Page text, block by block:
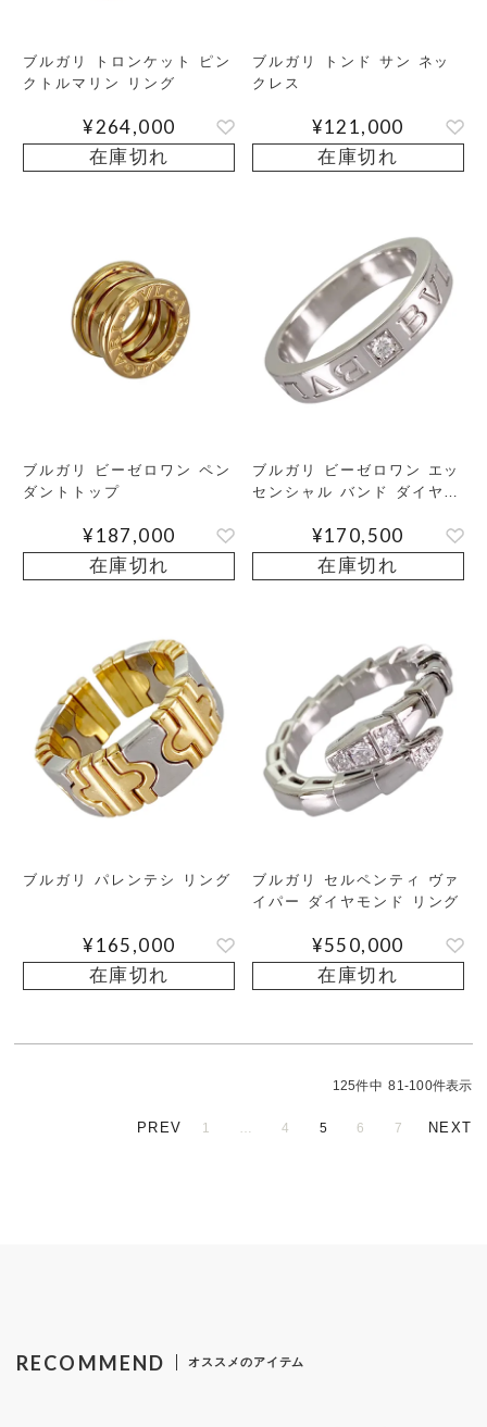
ブルガリ トロンケット ピン
クトルマリン リング
¥264,000
在庫切れ
ブルガリ トンド サン ネッ
クレス
¥121,000
在庫切れ
ブルガリ ビーゼロワン ペン
ダントトップ
¥187,000
在庫切れ
ブルガリ ビーゼロワン エッ
センシャル バンド ダイヤモ
¥170,500
在庫切れ
ブルガリ パレンテシ リング
¥165,000
在庫切れ
ブルガリ セルペンティ ヴァ
イパー ダイヤモンド リング
¥550,000
在庫切れ
125件中 81 -100件表示
1 4 5 6 7
RECOMMEND オススメのアイテム